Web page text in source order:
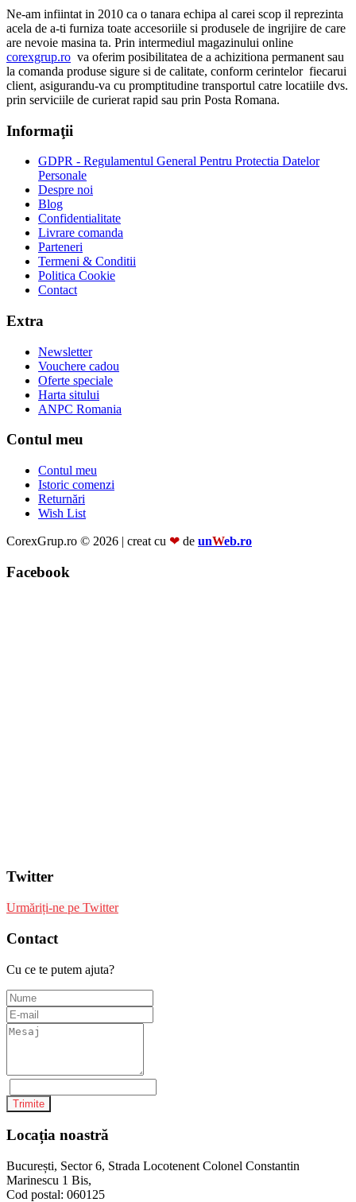
Ne-am infiintat in 2010 ca o tanara echipa al carei scop il reprezinta
acela de a-ti furniza toate accesoriile si produsele de ingrijire de care
are nevoie masina ta. Prin intermediul magazinului online
corexgrup.ro va oferim posibilitatea de a achizitiona permanent sau
la comanda produse sigure si de calitate, conform cerintelor fiecarui
client, asigurandu-va cu promptitudine transportul catre locatiile dvs.
prin serviciile de curierat rapid sau prin Posta Romana.
Informaţii
GDPR - Regulamentul General Pentru Protectia Datelor
Personale
Despre noi
Blog
Confidentialitate
Livrare comanda
Parteneri
Termeni & Conditii
Politica Cookie
Contact
Extra
Newsletter
Vouchere cadou
Oferte speciale
Harta sitului
ANPC Romania
Contul meu
Contul meu
Istoric comenzi
Returnări
Wish List
CorexGrup.ro © 2026 | creat cu ❤ de unWeb.ro
Facebook
Twitter
Urmăriți-ne pe Twitter
Contact
Cu ce te putem ajuta?
Trimite
Locația noastră
București, Sector 6, Strada Locotenent Colonel Constantin
Marinescu 1 Bis,
Cod postal: 060125